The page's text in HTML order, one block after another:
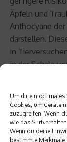
Um dir ein optimales
Cookies, um
zuzugreifen. Wenn
wie das
Wenn du deine
bestimmte
Äpfeln und
Anthocyane
darstellen.
in
in der Schale
ist, hat beim
Insofern haben
regelmäßig